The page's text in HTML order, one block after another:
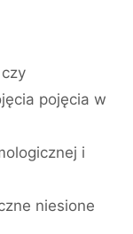
pojęcia w
i
niesione